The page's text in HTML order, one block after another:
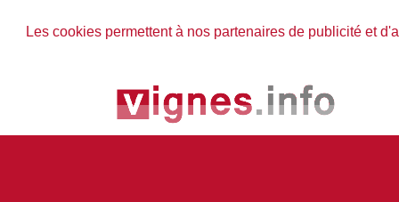
Les cookies permettent à nos partenaires de publicité et